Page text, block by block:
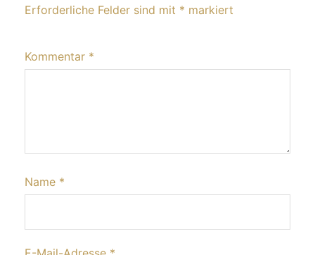
Erforderliche Felder sind mit * markiert
Kommentar *
Name *